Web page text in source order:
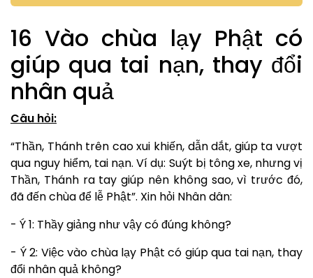
16 Vào chùa lạy Phật có
giúp qua tai nạn, thay đổi
nhân quả
Câu hỏi:
“Thần, Thánh trên cao xui khiến, dẫn dắt, giúp ta vượt
qua nguy hiểm, tai nạn. Ví dụ: Suýt bị tông xe, nhưng vị
Thần, Thánh ra tay giúp nên không sao, vì trước đó,
đã đến chùa để lễ Phật”. Xin hỏi Nhân dân:
- Ý 1: Thầy giảng như vậy có đúng không?
- Ý 2: Việc vào chùa lạy Phật có giúp qua tai nạn, thay
đổi nhân quả không?